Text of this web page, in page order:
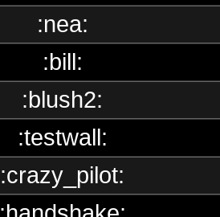
:nea:
:bill:
:blush2:
:testwall:
:crazy_pilot: